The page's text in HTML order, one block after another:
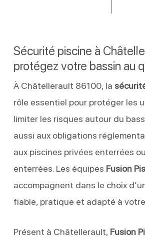
Sécurité piscine à
protégez votre bassin au
À Châtellerault 86100, la
rôle essentiel pour protéger les
limiter les risques autour du
aussi aux obligations
aux piscines privées enterrées
enterrées. Les équipes Fusion
accompagnent dans le choix
fiable, pratique et adapté à
Présent à Châtellerault, Fusion